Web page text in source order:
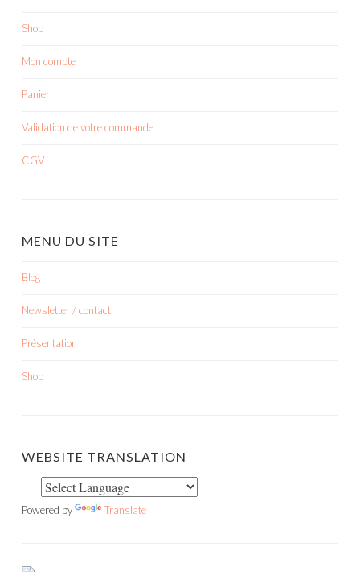
Shop
Mon compte
Panier
Validation de votre commande
CGV
MENU DU SITE
Blog
Newsletter / contact
Présentation
Shop
WEBSITE TRANSLATION
Powered by Translate